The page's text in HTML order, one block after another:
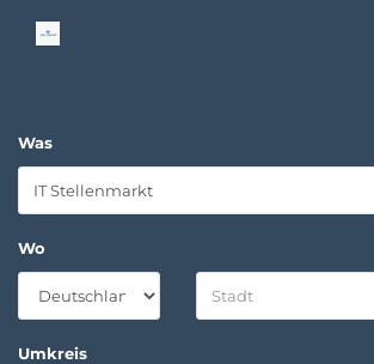
Was
Wo
Umkreis